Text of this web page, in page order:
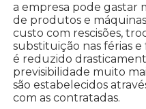
a empresa pode gastar
de produtos e
custo com rescisões,
substituição nas férias e
é reduzido
previsibilidade muito
são estabelecidos
com as contratadas.